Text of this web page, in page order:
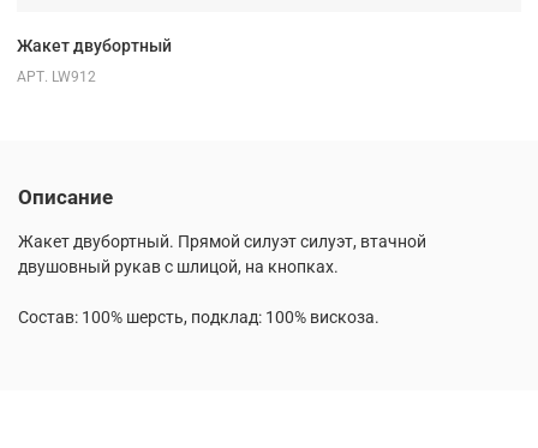
Жакет двубортный
АРТ. LW912
Описание
Жакет двубортный. Прямой силуэт силуэт, втачной
двушовный рукав с шлицой, на кнопках.
Состав: 100% шерсть, подклад: 100% вискоза.